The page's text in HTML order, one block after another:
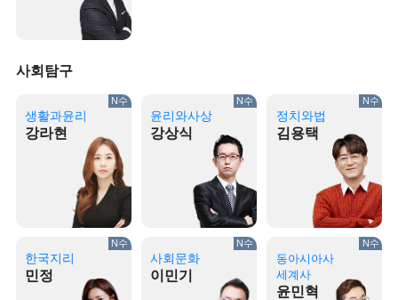
사회탐구
생활과윤리
강라현
N수
윤리와사상
강상식
N수
정치와법
김용택
N수
한국지리
민정
N수
사회문화
이민기
N수
동아시아사
세계사
윤민혁
N수